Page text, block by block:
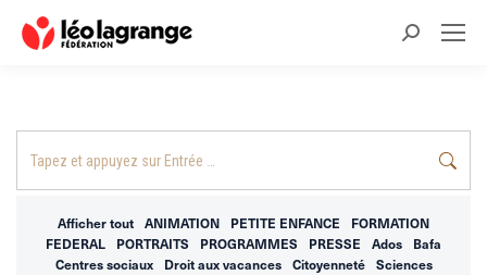
Recherche
Afficher tout ANIMATION PETITE ENFANCE
FORMATION
FEDERAL
PORTRAITS PROGRAMMES PRESSE Ados
Bafa
Centres sociaux
Droit aux vacances Citoyenneté
Sciences